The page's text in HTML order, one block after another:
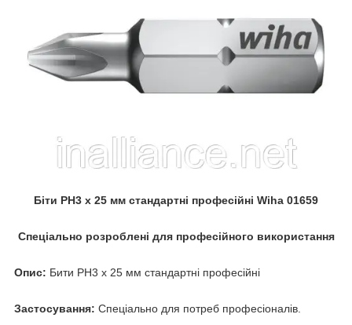
Біти PH3 х 25 мм стандартні професійні Wiha 01659
Спеціально розроблені для професійного використання
Опис: Бити PH3 х 25 мм стандартні професійні
Застосування: Спеціально для потреб професіоналів.